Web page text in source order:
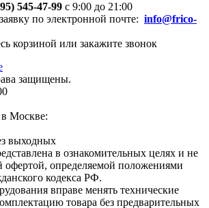
545-47-99 с 9:00 до 21:00
по электронной почте: info@frico-
корзиной или закажите звонок
защищены.
Москве:
выходных
в ознакомительных целях и не
офертой, определяемой положениями
кодекса РФ.
вправе менять технические
товара без предварительных